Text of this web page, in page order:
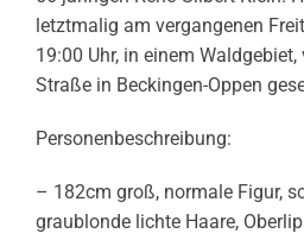
letztmalig am vergangenen
19:00 Uhr, in einem
Straße in Beckingen-Oppen
Personenbeschreibung:
– 182cm groß, normale Figur,
graublonde lichte Haare,